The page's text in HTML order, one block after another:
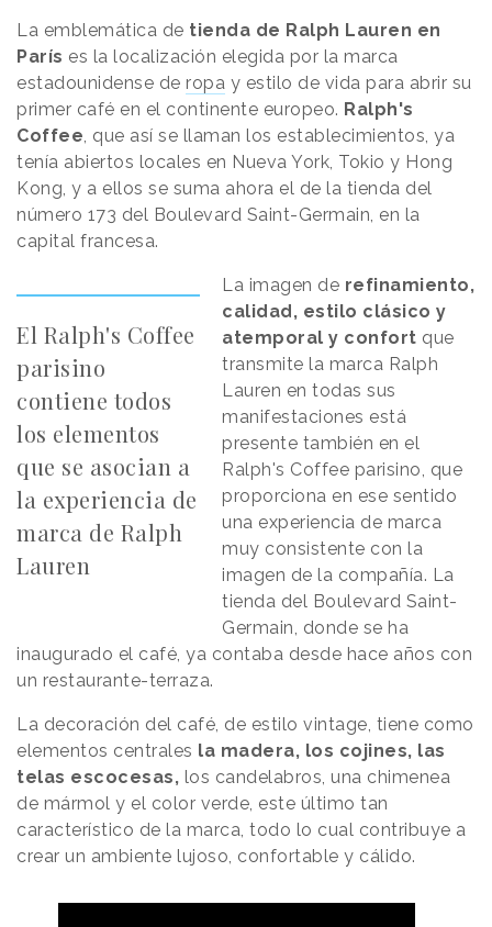
La emblemática de tienda de Ralph Lauren en
París es la localización elegida por la marca
estadounidense de ropa y estilo de vida para abrir su
primer café en el continente europeo. Ralph's
Coffee, que así se llaman los establecimientos, ya
tenía abiertos locales en Nueva York, Tokio y Hong
Kong, y a ellos se suma ahora el de la tienda del
número 173 del Boulevard Saint-Germain, en la
capital francesa.
El Ralph's Coffee
parisino
contiene todos
los elementos
que se asocian a
la experiencia de
marca de Ralph
Lauren
La imagen de refinamiento,
calidad, estilo clásico y
atemporal y confort que
transmite la marca Ralph
Lauren en todas sus
manifestaciones está
presente también en el
Ralph's Coffee parisino, que
proporciona en ese sentido
una experiencia de marca
muy consistente con la
imagen de la compañía. La
tienda del Boulevard Saint-
Germain, donde se ha
inaugurado el café, ya contaba desde hace años con
un restaurante-terraza.
La decoración del café, de estilo vintage, tiene como
elementos centrales la madera, los cojines, las
telas escocesas, los candelabros, una chimenea
de mármol y el color verde, este último tan
característico de la marca, todo lo cual contribuye a
crear un ambiente lujoso, confortable y cálido.